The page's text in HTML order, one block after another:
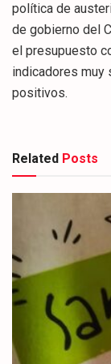
política de
de gobierno del
el presupuesto
indicadores muy
positivos.
Related Posts